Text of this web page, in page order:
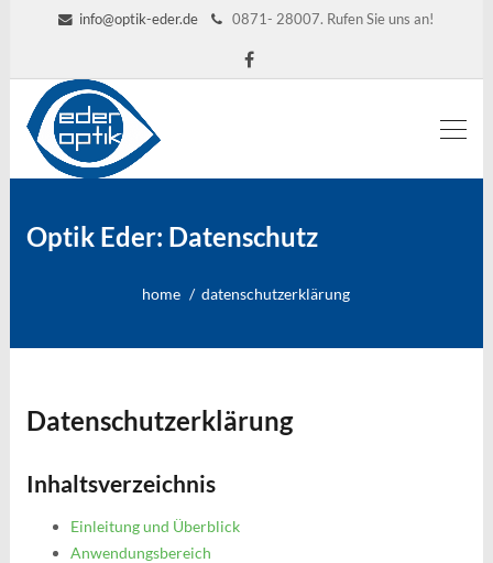
info@optik-eder.de 0871- 28007. Rufen Sie uns an!
Optik Eder: Datenschutz
home datenschutzerklärung
Datenschutzerklärung
Inhaltsverzeichnis
Einleitung und Überblick
Anwendungsbereich